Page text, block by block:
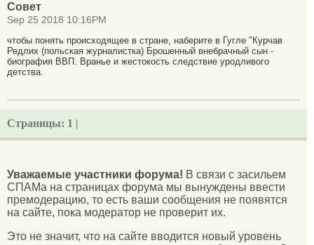
Совет
Sep 25 2018 10:16PM
чтобы понять происходящее в стране, наберите в Гугле "Курчав
Редлих (польская журналистка) Брошенный внебрачный сын -
биография ВВП. Вранье и жестокость следствие уродливого
детства.
Страницы: 1 |
Уважаемые участники форума! В связи с засильем
СПАМа на страницах форума мы вынуждены ввести
премодерацию, то есть ваши сообщения не появятся
на сайте, пока модератор не проверит их.
Это не значит, что на сайте вводится новый уровень